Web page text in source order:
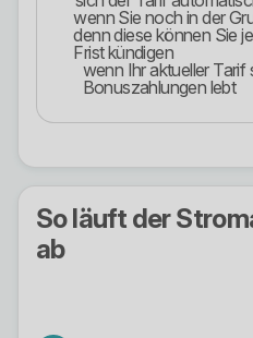
wenn Sie noch in der
denn diese können Sie
Frist kündigen
wenn Ihr aktueller Tarif
Bonuszahlungen lebt
So läuft der
ab